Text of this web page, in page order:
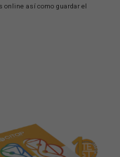
online así como guardar el